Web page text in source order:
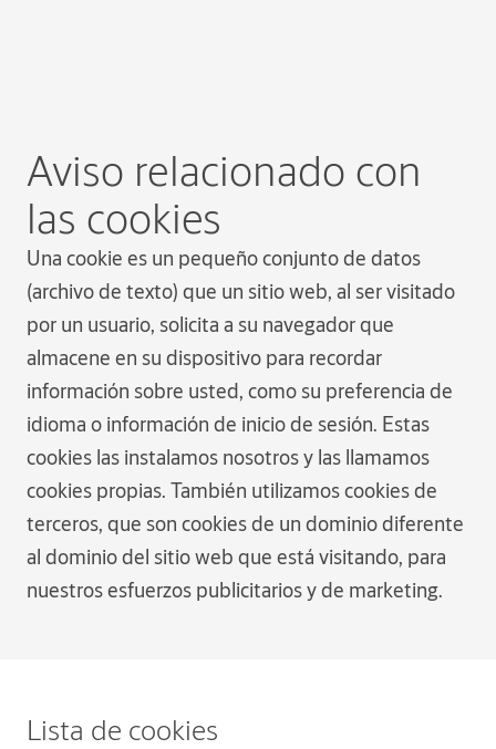
Aviso relacionado con
las cookies
Una cookie es un pequeño conjunto de datos
(archivo de texto) que un sitio web, al ser visitado
por un usuario, solicita a su navegador que
almacene en su dispositivo para recordar
información sobre usted, como su preferencia de
idioma o información de inicio de sesión. Estas
cookies las instalamos nosotros y las llamamos
cookies propias. También utilizamos cookies de
terceros, que son cookies de un dominio diferente
al dominio del sitio web que está visitando, para
nuestros esfuerzos publicitarios y de marketing.
Lista de cookies